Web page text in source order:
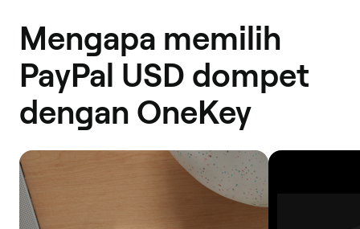
Mengapa memilih
PayPal USD dompet
dengan OneKey